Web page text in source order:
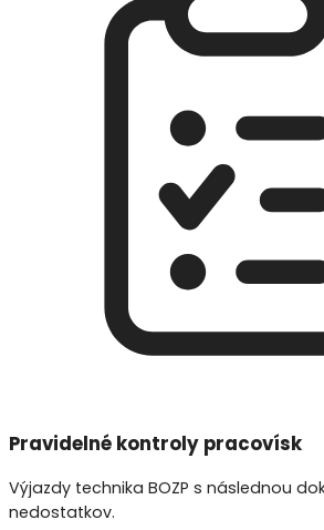
Pravidelné kontroly pracovísk
Výjazdy technika BOZP s následnou
nedostatkov.